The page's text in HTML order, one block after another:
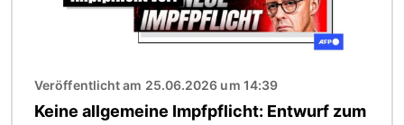
Veröffentlicht am 25.06.2026 um 14:39
Keine allgemeine Impfpflicht: Entwurf zum